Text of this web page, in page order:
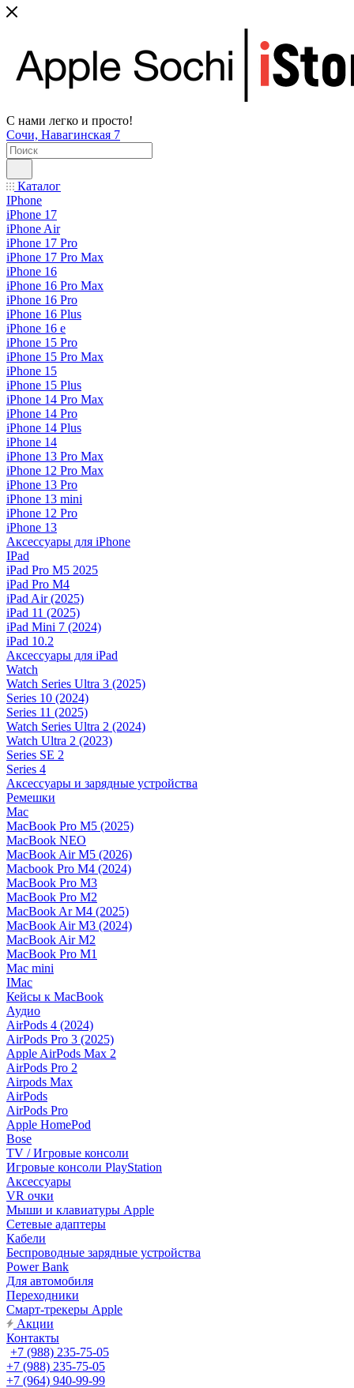
С нами легко и просто!
Сочи, Навагинская 7
Каталог
IPhone
iPhone 17
iPhone Air
iPhone 17 Pro
iPhone 17 Pro Max
iPhone 16
iPhone 16 Pro Max
iPhone 16 Pro
iPhone 16 Plus
iPhone 16 e
iPhone 15 Pro
iPhone 15 Pro Max
iPhone 15
iPhone 15 Plus
iPhone 14 Pro Max
iPhone 14 Pro
iPhone 14 Plus
iPhone 14
iPhone 13 Pro Max
iPhone 12 Pro Max
iPhone 13 Pro
iPhone 13 mini
iPhone 12 Pro
iPhone 13
Аксессуары для iPhone
IPad
iPad Pro M5 2025
iPad Pro M4
iPad Air (2025)
iPad 11 (2025)
iPad Mini 7 (2024)
iPad 10.2
Аксессуары для iPad
Watch
Watch Series Ultra 3 (2025)
Series 10 (2024)
Series 11 (2025)
Watch Series Ultra 2 (2024)
Watch Ultra 2 (2023)
Series SE 2
Series 4
Аксессуары и зарядные устройства
Ремешки
Mac
MacBook Pro M5 (2025)
MacBook NEO
MacBook Air M5 (2026)
Macbook Pro M4 (2024)
MacBook Pro M3
MacBook Pro M2
MacBook Ar M4 (2025)
MacBook Air M3 (2024)
MacBook Air M2
MacBook Pro M1
Mac mini
IMac
Кейсы к MacBook
Аудио
AirPods 4 (2024)
AirPods Pro 3 (2025)
Apple AirPods Max 2
AirPods Pro 2
Airpods Max
AirPods
AirPods Pro
Apple HomePod
Bose
TV / Игровые консоли
Игровые консоли PlayStation
Аксессуары
VR очки
Мыши и клавиатуры Apple
Сетевые адаптеры
Кабели
Беспроводные зарядные устройства
Power Bank
Для автомобиля
Переходники
Смарт-трекеры Apple
Акции
Контакты
+7 (988) 235-75-05
+7 (988) 235-75-05
+7 (964) 940-99-99